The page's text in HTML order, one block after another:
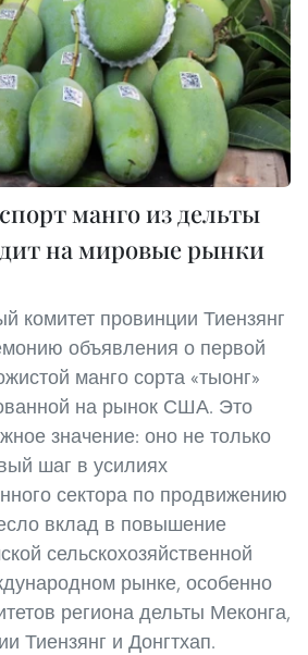
манго из дельты
на мировые рынки
комитет провинции Тиензянг
объявления о первой
манго сорта «тыонг»
на рынок США. Это
значение: оно не только
шаг в усилиях
сектора по продвижению
вклад в повышение
сельскохозяйственной
рынке, особенно
региона дельты Меконга,
Тиензянг и Донгтхап.